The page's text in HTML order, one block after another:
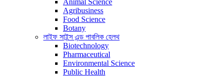
Agribusiness
Food Science
Botany
লাইফ সাইন্স এন্ড পাবলিক হেলথ
Biotechnology
Pharmaceutical
Environmental Science
Public Health